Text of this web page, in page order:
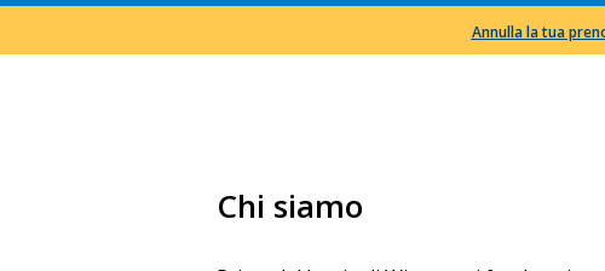
Annulla la tua
Chi siamo